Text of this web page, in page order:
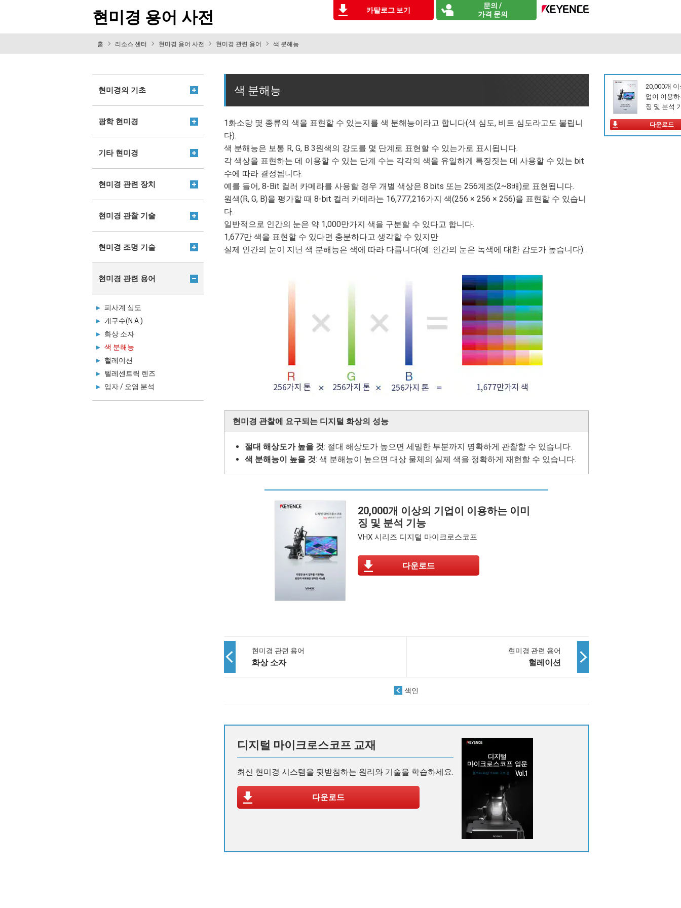
현미경 용어 사전 카탈로그 보기
문의 /
가격 문의
홈 리소스 센터 현미경 용어 사전 현미경 관련 용어 색 분해능
색 분해능
1화소당 몇 종류의 색을 표현할 수 있는지를 색 분해능이라고 합니다(색 심도, 비트 심도라고도 불립니
다).
색 분해능은 보통 R, G, B 3원색의 강도를 몇 단계로 표현할 수 있는가로 표시됩니다.
각 색상을 표현하는 데 이용할 수 있는 단계 수는 각각의 색을 유일하게 특징짓는 데 사용할 수 있는 bit
수에 따라 결정됩니다.
예를 들어, 8-Bit 컬러 카메라를 사용할 경우 개별 색상은 8 bits 또는 256계조(2~8배)로 표현됩니다.
원색(R, G, B)을 평가할 때 8-bit 컬러 카메라는 16,777,216가지 색(256 × 256 × 256)을 표현할 수 있습니
다.
일반적으로 인간의 눈은 약 1,000만가지 색을 구분할 수 있다고 합니다.
1,677만 색을 표현할 수 있다면 충분하다고 생각할 수 있지만
실제 인간의 눈이 지닌 색 분해능은 색에 따라 다릅니다(예: 인간의 눈은 녹색에 대한 감도가 높습니다).
현미경 관찰에 요구되는 디지털 화상의 성능
절대 해상도가 높을 것: 절대 해상도가 높으면 세밀한 부분까지 명확하게 관찰할 수 있습니다.
색 분해능이 높을 것: 색 분해능이 높으면 대상 물체의 실제 색을 정확하게 재현할 수 있습니다.
20,000개 이상의 기업이 이용하는 이미
징 및 분석 기능
VHX 시리즈 디지털 마이크로스코프
다운로드
현미경 관련 용어
화상 소자
현미경 관련 용어
헐레이션
색인
디지털 마이크로스코프 교재
최신 현미경 시스템을 뒷받침하는 원리와 기술을 학습하세요.
다운로드
현미경의 기초
광학 현미경
기타 현미경
현미경 관련 장치
현미경 관찰 기술
현미경 조명 기술
현미경 관련 용어
피사계 심도
개구수(N.A.)
화상 소자
색 분해능
헐레이션
텔레센트릭 렌즈
입자 / 오염 분석
20,000개
업이 이용
징 및 분석
다운로드